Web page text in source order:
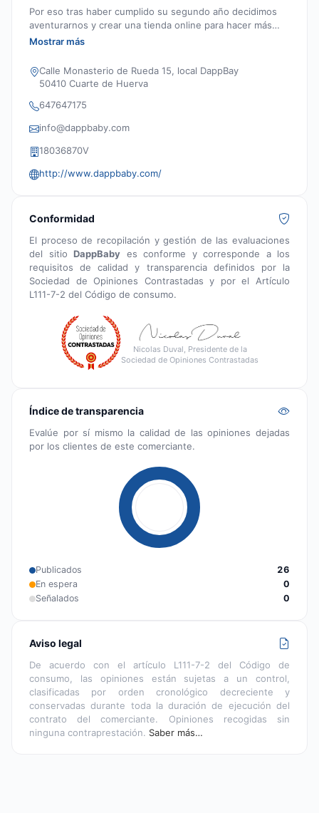
Por eso tras haber cumplido su segundo año decidimos
aventurarnos y crear una tienda online para hacer más
accesible a todos los padres un estilo de ropa moderno y
del azul y el rosa, asi como los accesorios de puericultura
más innovadores del mercado para hacernos nuestra vida
Mostrar más
Calle Monasterio de Rueda 15, local DappBay
50410 Cuarte de Huerva
647647175
info@dappbaby.com
18036870V
http://www.dappbaby.com/
Conformidad
El proceso de recopilación y gestión de las evaluaciones
del sitio DappBaby es conforme y corresponde a los
requisitos de calidad y transparencia definidos por la
Sociedad de Opiniones Contrastadas y por el Artículo
L111-7-2 del Código de consumo.
Nicolas Duval, Presidente de la
Sociedad de Opiniones Contrastadas
Índice de transparencia
Evalúe por sí mismo la calidad de las opiniones dejadas
por los clientes de este comerciante.
Publicados
26
En espera
0
Señalados
0
Aviso legal
De acuerdo con el artículo L111-7-2 del Código de
consumo, las opiniones están sujetas a un control,
clasificadas por orden cronológico decreciente y
conservadas durante toda la duración de ejecución del
contrato del comerciante. Opiniones recogidas sin
ninguna contraprestación. Saber más…